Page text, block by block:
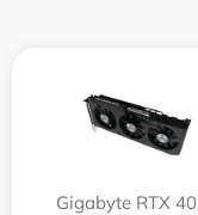
Gigabyte RTX